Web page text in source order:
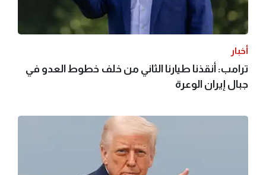
أخبار
ترامب: أنقذنا طيارنا الثاني من خلف خطوط العدو في
جبال إيران الوعرة